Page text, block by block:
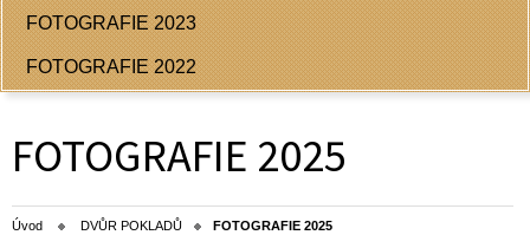
FOTOGRAFIE 2023
FOTOGRAFIE 2022
FOTOGRAFIE 2025
Úvod DVŮR POKLADŮ FOTOGRAFIE 2025